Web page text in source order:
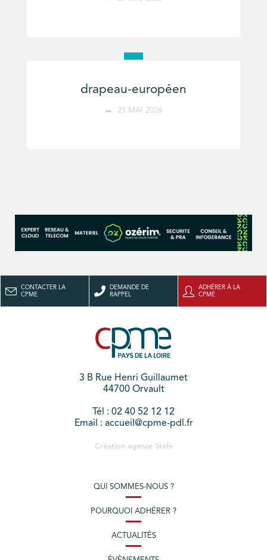
drapeau-européen
21 MAI 2026
CONTACTER LA
CPME
DEMANDE DE
RAPPEL
ADHÉRER À LA
CPME
3 B Rue Henri Guillaumet
44700 Orvault
Tél : 02 40 52 12 12
Email : accueil@cpme-pdl.fr
Création agence Stafe
QUI SOMMES-NOUS ?
POURQUOI ADHÉRER ?
ACTUALITÉS